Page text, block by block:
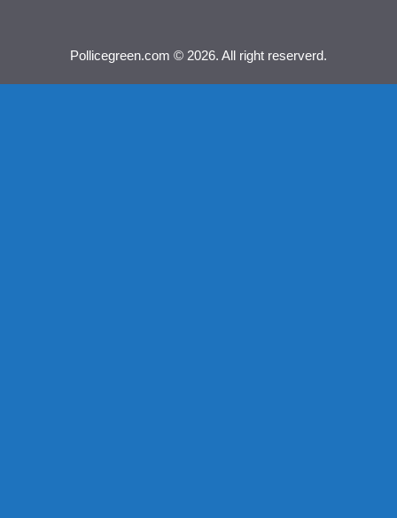
Pollicegreen.com © 2026. All right reserverd.